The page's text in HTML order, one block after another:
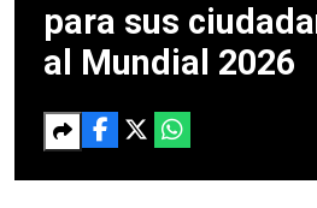
para sus
al Mundial 2026